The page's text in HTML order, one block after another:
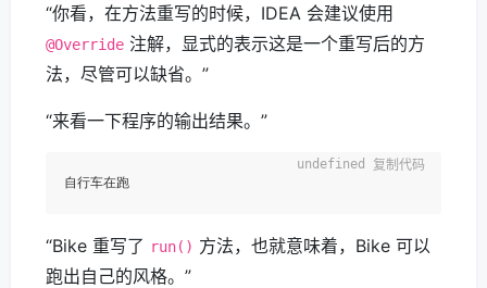
“你看，在方法重写的时候，IDEA 会建议使用
@Override 注解，显式的表示这是一个重写后的方
法，尽管可以缺省。”
“来看一下程序的输出结果。”
复制代码
“Bike 重写了 run() 方法，也就意味着，Bike 可以
跑出自己的风格。”